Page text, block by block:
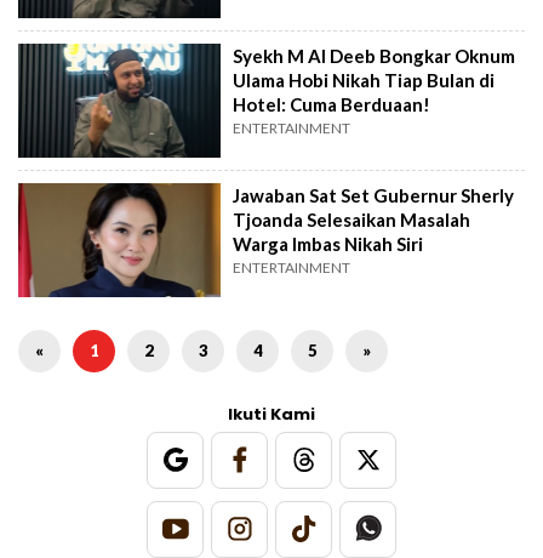
Syekh M Al Deeb Bongkar Oknum
Ulama Hobi Nikah Tiap Bulan di
Hotel: Cuma Berduaan!
ENTERTAINMENT
Jawaban Sat Set Gubernur Sherly
Tjoanda Selesaikan Masalah
Warga Imbas Nikah Siri
ENTERTAINMENT
« 1 2 3 4 5 »
Ikuti Kami